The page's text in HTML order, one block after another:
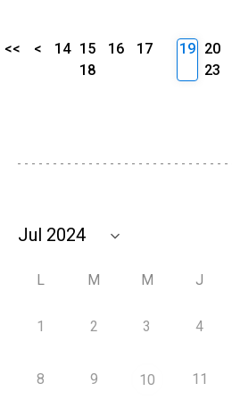
<< < 14 15 16
17
18
19 20
23
L M M J
1 2 3 4
8 9 10 11